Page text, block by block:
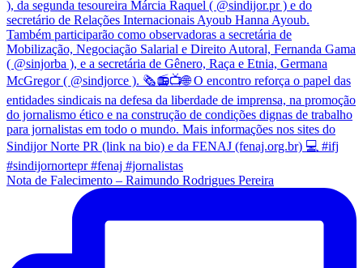
Nota de Falecimento – Raimundo Rodrigues Pereira